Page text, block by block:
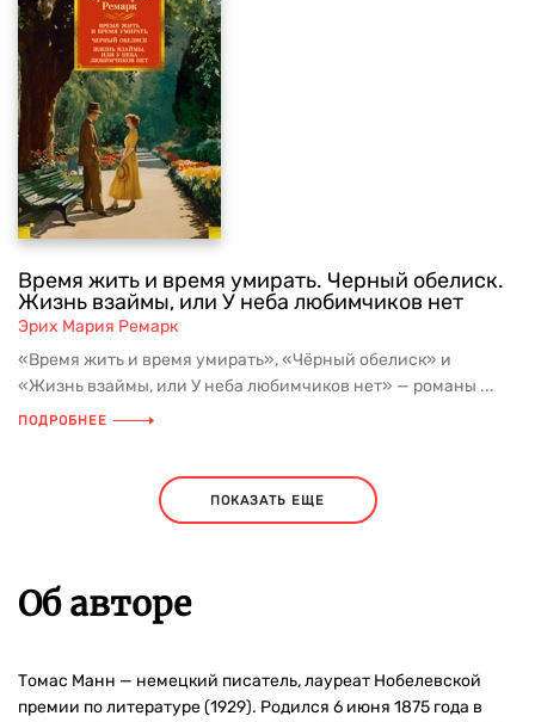
Время жить и время умирать. Черный обелиск.
Жизнь взаймы, или У неба любимчиков нет
Эрих Мария Ремарк
«Время жить и время умирать», «Чёрный обелиск» и
«Жизнь взаймы, или У неба любимчиков нет» — романы ...
ПОДРОБНЕЕ
ПОКАЗАТЬ ЕЩЕ
Об авторе
Томас Манн — немецкий писатель, лауреат Нобелевской
премии по литературе (1929). Родился 6 июня 1875 года в